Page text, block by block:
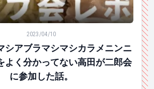
アブラマシマシカラメニンニク。二郎
2023/04/10
シアブラマシマシカラメニンニ
よく分かってない高田が二郎会
に参加した話。